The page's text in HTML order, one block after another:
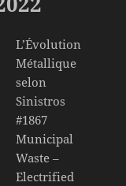
L’Évolution
Métallique
selon
Sinistros
#1867
Municipal
Waste –
Electrified